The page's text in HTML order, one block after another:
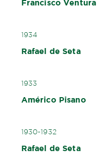
Francisco Ventura
1934
Rafael de Seta
1933
Américo Pisano
1930-1932
Rafael de Seta